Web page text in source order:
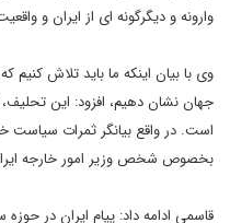
وارونه و دیگرگونه ای از ایران و
وی با بیان اینکه ما باید تلاش
جهان نشان دهیم، افزود: این
است. در واقع بیانگر ثمرات سیاست
بخصوص شخص وزیر امور خارجه
قاسمی ادامه داد: پیام ایران در